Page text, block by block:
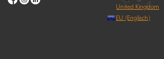
United Kingdom
EU (Englisch)